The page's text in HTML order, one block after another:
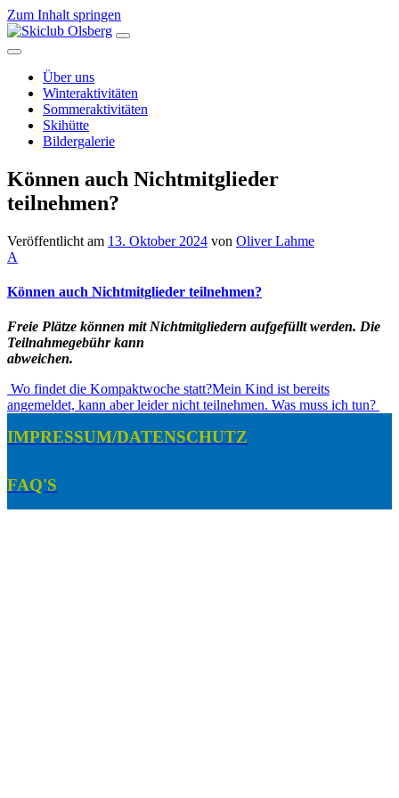
Zum Inhalt springen
Hauptnavigation
Über uns
Winteraktivitäten
Sommeraktivitäten
Skihütte
Bildergalerie
Können auch Nichtmitglieder
teilnehmen?
Veröffentlicht am 13. Oktober 2024 von Oliver Lahme
A
Können auch Nichtmitglieder teilnehmen?
Freie Plätze können mit Nichtmitgliedern aufgefüllt werden. Die
Teilnahmegebühr kann
abweichen.
Beitragsnavigation
Wo findet die Kompaktwoche statt?Mein Kind ist bereits
angemeldet, kann aber leider nicht teilnehmen. Was muss ich tun?
IMPRESSUM/DATENSCHUTZ
FAQ'S